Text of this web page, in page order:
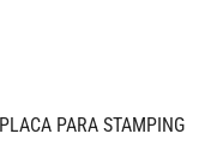
PLACA PARA STAMPING